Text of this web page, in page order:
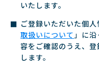
いたします。
ご登録いただいた個
取扱いについて 」に
容をご確認のうえ、
します。